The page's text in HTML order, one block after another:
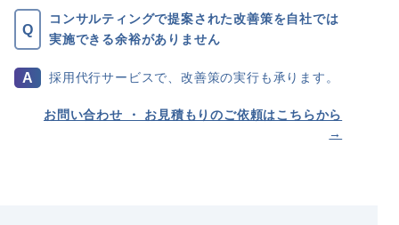
コンサルティングで提案された改善策を自社では
実施できる余裕がありません
採用代行サービスで、改善策の実行も承ります。
お問い合わせ ・ お見積もりのご依頼はこちらから
→